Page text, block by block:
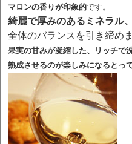
マロンの香りが印象的です。
綺麗で厚みのあるミネラル
全体のバランスを引き締めま
果実の甘みが凝縮した、リッチで
熟成させるのが楽しみになるとっ